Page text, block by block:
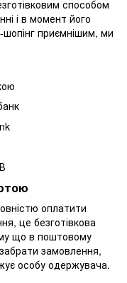
способом
і в момент його
приємнішим, ми
оплатити
це безготівкова
що в поштовому
замовлення,
особу одержувача.